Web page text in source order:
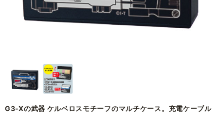
G3-Xの武器 ケルベロスモチーフのマルチケース。充電ケーブル